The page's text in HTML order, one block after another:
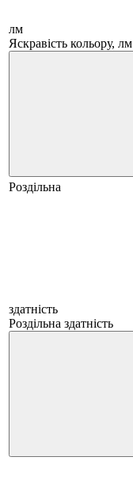
лм
Яскравість кольору, лм
Роздільна
здатність
Роздільна здатність